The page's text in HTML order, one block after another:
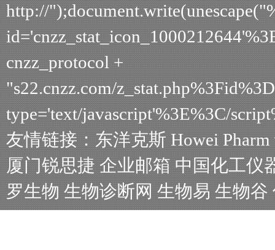
http://
cnzz_protocol +
"s22.cnzz.com/
type='text/javascript'%3E%3C/
友情链接： 东洋克斯 Howei Pharm
厦门锐思捷 企业邮箱 中国化工仪
罗生物 生物诊断网 生物易 生物谷